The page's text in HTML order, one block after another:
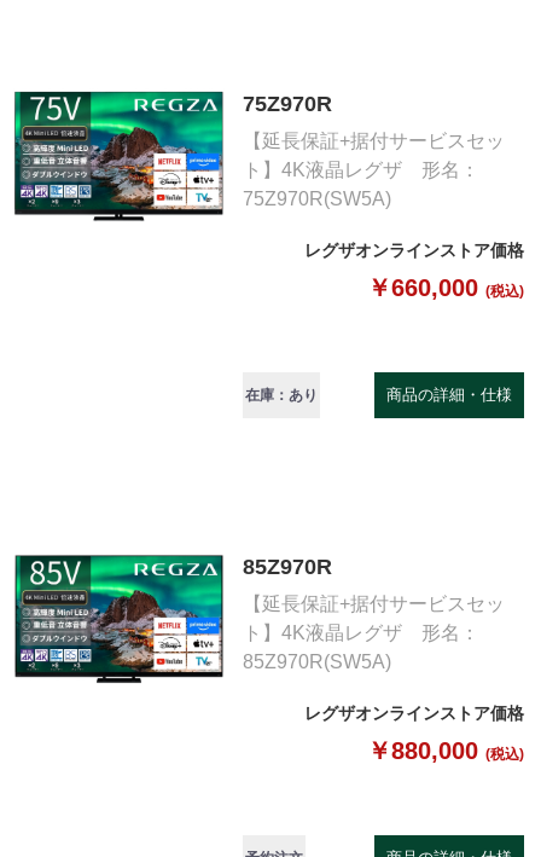
75Z970R
【延長保証+据付サービスセッ
ト】4K液晶レグザ 形名：
75Z970R(SW5A)
レグザオンラインストア価格
￥660,000 (税込)
在庫：あり 商品の詳細・仕様
85Z970R
【延長保証+据付サービスセッ
ト】4K液晶レグザ 形名：
85Z970R(SW5A)
レグザオンラインストア価格
￥880,000 (税込)